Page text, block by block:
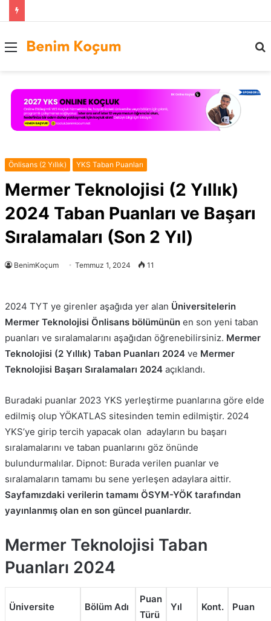
Menü
Önlisans (2 Yıllık) YKS Taban Puanları
Mermer Teknolojisi (2 Yıllık)
2024 Taban Puanları ve Başarı
Sıralamaları (Son 2 Yıl)
BenimKoçum Temmuz 1, 2024 11
2024 TYT ye girenler aşağıda yer alan Üniversitelerin
Mermer Teknolojisi Önlisans bölümününen son yeni taban
puanları ve sıralamalarını aşağıdan öğrenebilirsiniz. Mermer
Teknolojisi (2 Yıllık) Taban Puanları 2024 ve Mermer
Teknolojisi Başarı Sıralamaları 2024 açıklandı.
Buradaki puanlar 2023 YKS yerleştirme puanlarına göre elde
edilmiş olup YÖKATLAS sitesinden temin edilmiştir. 2024
YKS’ye girip tercih yapacak olan adayların bu başarı
sıralamalarını ve taban puanlarını göz önünde
bulundurmalılar. Dipnot: Burada verilen puanlar ve
sıralamaların tamamı bu sene yerleşen adaylara aittir.
Sayfamızdaki verilerin tamamı ÖSYM-YÖK tarafından
yayınlanmış olan en son güncel puanlardır.
Mermer Teknolojisi Taban
Puanları 2024
Üniversite Bölüm Adı
Puan
Türü
Yıl Kont. Puan